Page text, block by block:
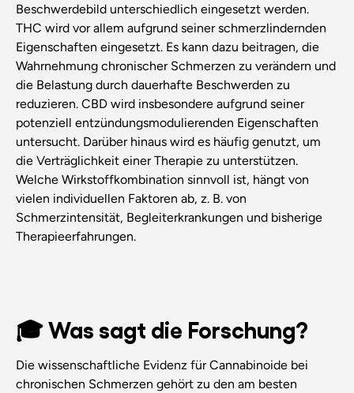
Beschwerdebild unterschiedlich eingesetzt werden.
THC wird vor allem aufgrund seiner schmerzlindernden
Eigenschaften eingesetzt. Es kann dazu beitragen, die
Wahrnehmung chronischer Schmerzen zu verändern und
die Belastung durch dauerhafte Beschwerden zu
reduzieren. CBD wird insbesondere aufgrund seiner
potenziell entzündungsmodulierenden Eigenschaften
untersucht. Darüber hinaus wird es häufig genutzt, um
die Verträglichkeit einer Therapie zu unterstützen.
Welche Wirkstoffkombination sinnvoll ist, hängt von
vielen individuellen Faktoren ab, z. B. von
Schmerzintensität, Begleiterkrankungen und bisherige
Therapieerfahrungen.
🎓 Was sagt die Forschung?
Die wissenschaftliche Evidenz für Cannabinoide bei
chronischen Schmerzen gehört zu den am besten